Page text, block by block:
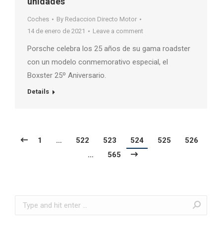
Coches By Redaccion Directo Motor
14 de enero de 2021
Leave a comment
Porsche celebra los 25 años de su gama roadster
con un modelo conmemorativo especial, el
Boxster 25º Aniversario.
Details
1 … 522 523 524 525
526
…
565
Search: